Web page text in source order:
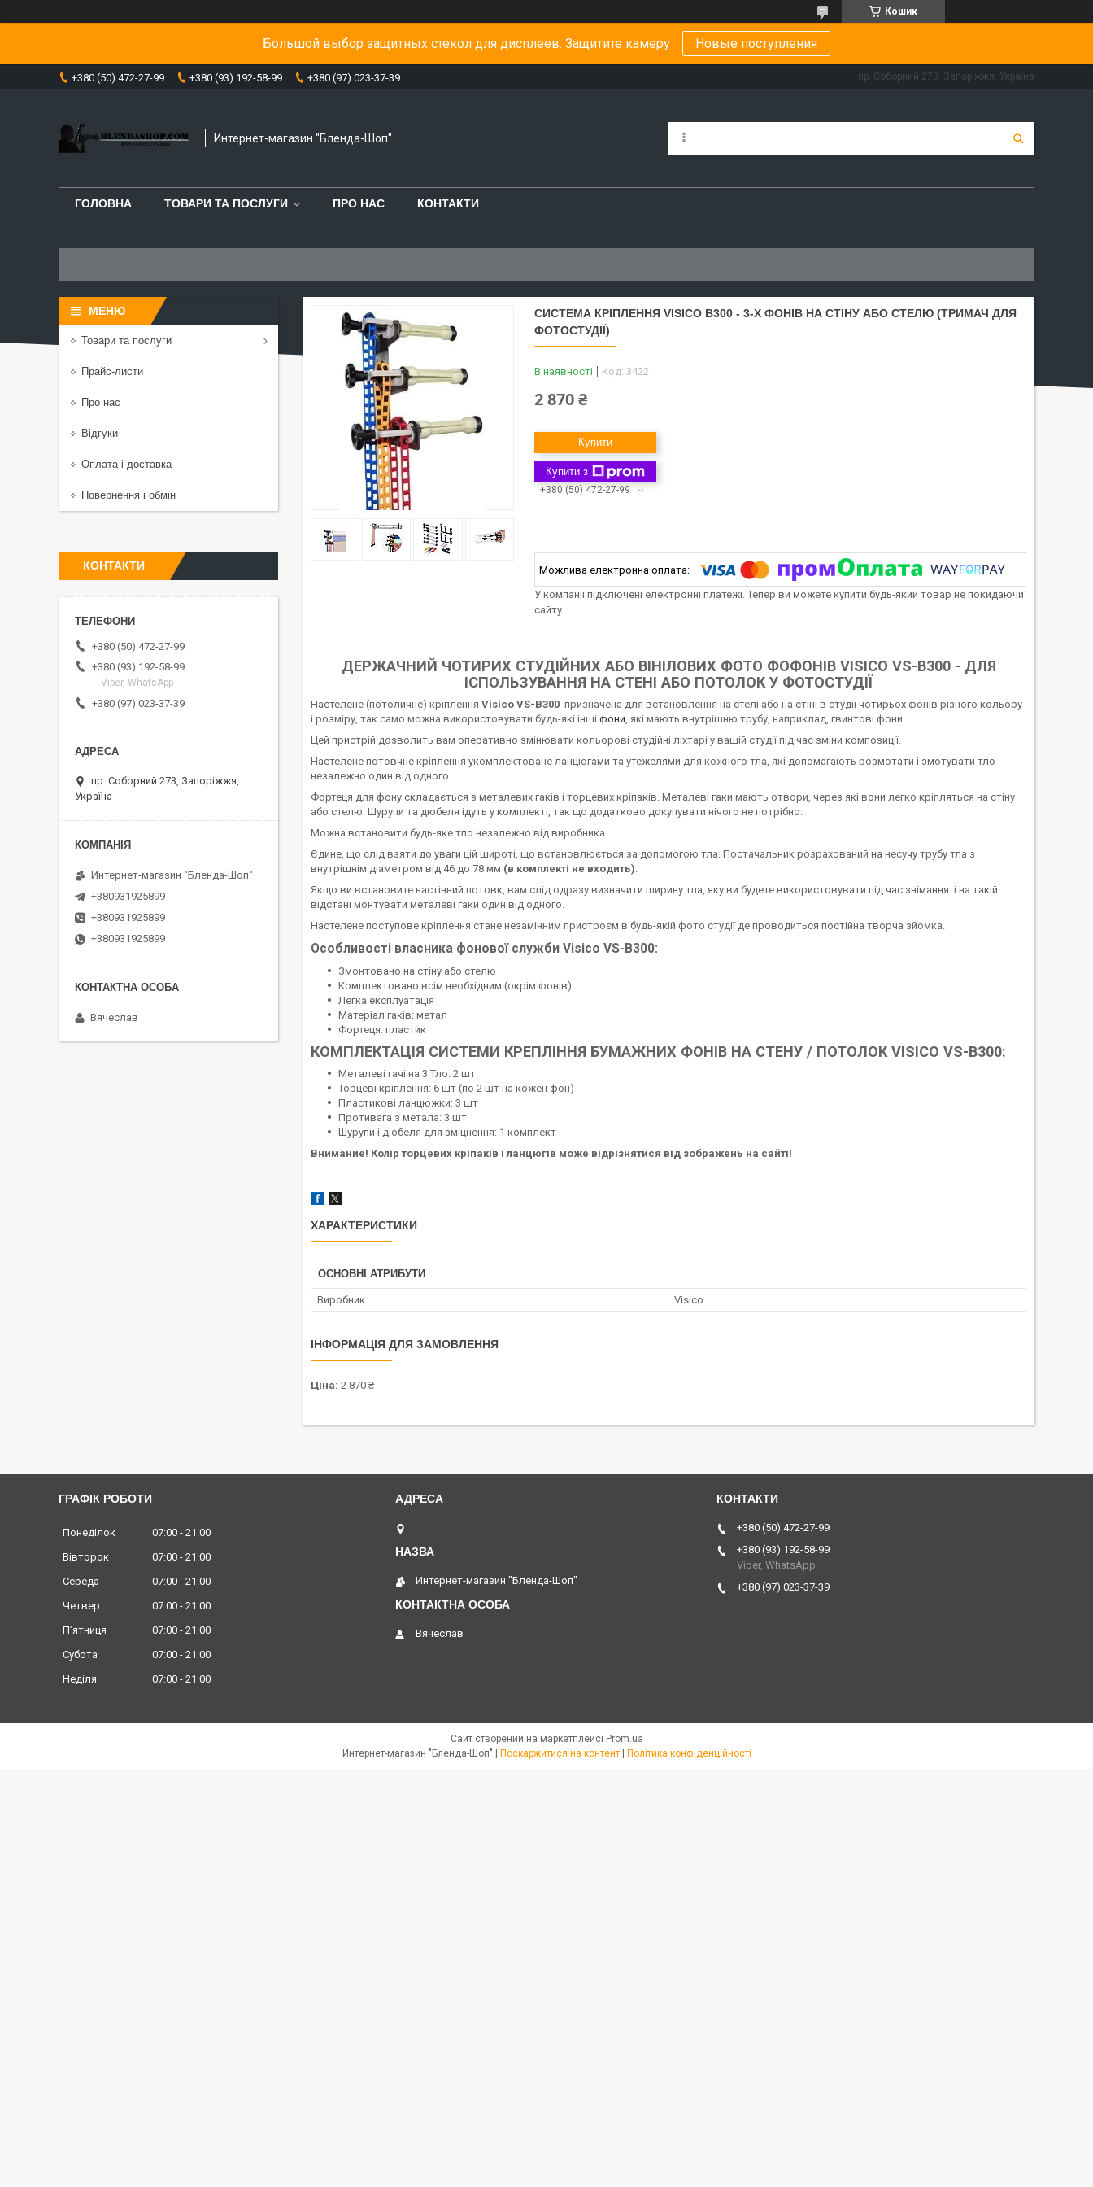
Кошик
Большой выбор защитных стекол для дисплеев. Защитите камеру Новые поступления
+380 (50) 472-27-99 +380 (93) 192-58-99 +380 (97) 023-37-39 пр. Соборний 273, Запоріжжя, Україна
Интернет-магазин "Бленда-Шоп"
ГОЛОВНА ТОВАРИ ТА ПОСЛУГИ ПРО НАС КОНТАКТИ
СИСТЕМА КРІПЛЕННЯ VISICO B300 - 3-Х ФОНІВ НА СТІНУ АБО СТЕЛЮ (ТРИМАЧ ДЛЯ
ФОТОСТУДІЇ)
В наявності Код: 3422
2 870 ₴
Купити
Купити з
+380 (50) 472-27-99
У компанії підключені електронні платежі. Тепер ви можете купити будь-який товар не покидаючи
сайту.
ДЕРЖАЧНИЙ ЧОТИРИХ СТУДІЙНИХ АБО ВІНІЛОВИХ ФОТО ФОФОНІВ VISICO VS-B300 - ДЛЯ
ІСПОЛЬЗУВАННЯ НА СТЕНІ АБО ПОТОЛОК У ФОТОСТУДІЇ
Настелене (потоличне) кріплення Visico VS-B300 призначена для встановлення на стелі або на стіні в студії чотирьох фонів різного кольору
і розміру, так само можна використовувати будь-які інші фони, які мають внутрішню трубу, наприклад, гвинтові фони.
Цей пристрій дозволить вам оперативно змінювати кольорові студійні ліхтарі у вашій студії під час зміни композиції.
Настелене потовчне кріплення укомплектоване ланцюгами та утежелями для кожного тла, які допомагають розмотати і змотувати тло
незалежно один від одного.
Фортеця для фону складається з металевих гаків і торцевих кріпаків. Металеві гаки мають отвори, через які вони легко кріпляться на стіну
або стелю. Шурупи та дюбеля ідуть у комплекті, так що додатково докупувати нічого не потрібно.
Можна встановити будь-яке тло незалежно від виробника.
Єдине, що слід взяти до уваги цій широті, що встановлюється за допомогою тла. Постачальник розрахований на несучу трубу тла з
внутрішнім діаметром від 46 до 78 мм (в комплекті не входить).
Якщо ви встановите настінний потовк, вам слід одразу визначити ширину тла, яку ви будете використовувати під час знімання. і на такій
відстані монтувати металеві гаки один від одного.
Настелене поступове кріплення стане незамінним пристроєм в будь-якій фото студії де проводиться постійна творча зйомка.
Особливості власника фонової служби Visico VS-B300:
Змонтовано на стіну або стелю
Комплектовано всім необхідним (окрім фонів)
Легка експлуатація
Матеріал гаків: метал
Фортеця: пластик
КОМПЛЕКТАЦІЯ СИСТЕМИ КРЕПЛІННЯ БУМАЖНИХ ФОНІВ НА СТЕНУ / ПОТОЛОК VISICO VS-B300:
Металеві гачі на 3 Тло: 2 шт
Торцеві кріплення: 6 шт (по 2 шт на кожен фон)
Пластикові ланцюжки: 3 шт
Противага з метала: 3 шт
Шурупи і дюбеля для зміцнення: 1 комплект
Внимание! Колір торцевих кріпаків і ланцюгів може відрізнятися від зображень на сайті!
ХАРАКТЕРИСТИКИ
ОСНОВНІ АТРИБУТИ
Виробник Visico
ІНФОРМАЦІЯ ДЛЯ ЗАМОВЛЕННЯ
Ціна: 2 870 ₴
Товари та послуги
Прайс-листи
Про нас
Відгуки
Оплата і доставка
Повернення і обмін
КОНТАКТИ
+380 (50) 472-27-99
+380 (93) 192-58-99
Viber, WhatsApp
+380 (97) 023-37-39
пр. Соборний 273, Запоріжжя,
Україна
Интернет-магазин "Бленда-Шоп"
+380931925899
+380931925899
+380931925899
Вячеслав
ГРАФІК РОБОТИ
Понеділок 07:00
21:00
Вівторок
07:00
21:00
Середа
07:00
21:00
Четвер
07:00
21:00
Пʼятниця
07:00
21:00
Субота
07:00
21:00
Неділя
07:00 21:00
Интернет-магазин "Бленда-Шоп"
Вячеслав
+380 (50) 472-27-99
+380 (93) 192-58-99
Viber, WhatsApp
+380 (97) 023-37-39
Сайт створений на маркетплейсі Prom.ua
Поскаржитися на контент Політика конфіденційності